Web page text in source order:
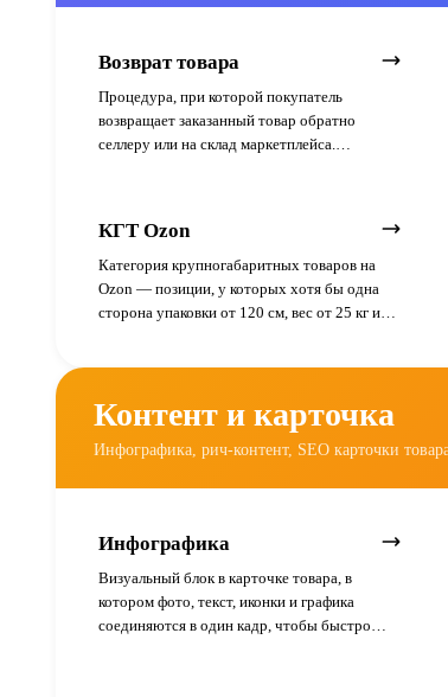
Возврат товара
Процедура, при которой покупатель
возвращает заказанный товар обратно
селлеру или на склад маркетплейса.
КГТ Ozon
Категория крупногабаритных товаров на
Ozon — позиции, у которых хотя бы одна
сторона упаковки от 120 см, вес от 25 кг или
Контент и карточка
Инфографика, рич-контент, SEO карточки
Инфографика
Визуальный блок в карточке товара, в
котором фото, текст, иконки и графика
соединяются в один кадр, чтобы быстро